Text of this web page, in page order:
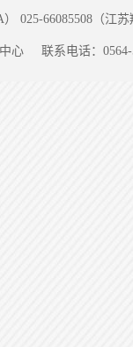
025-66085508（江
心 联系电话：0564-